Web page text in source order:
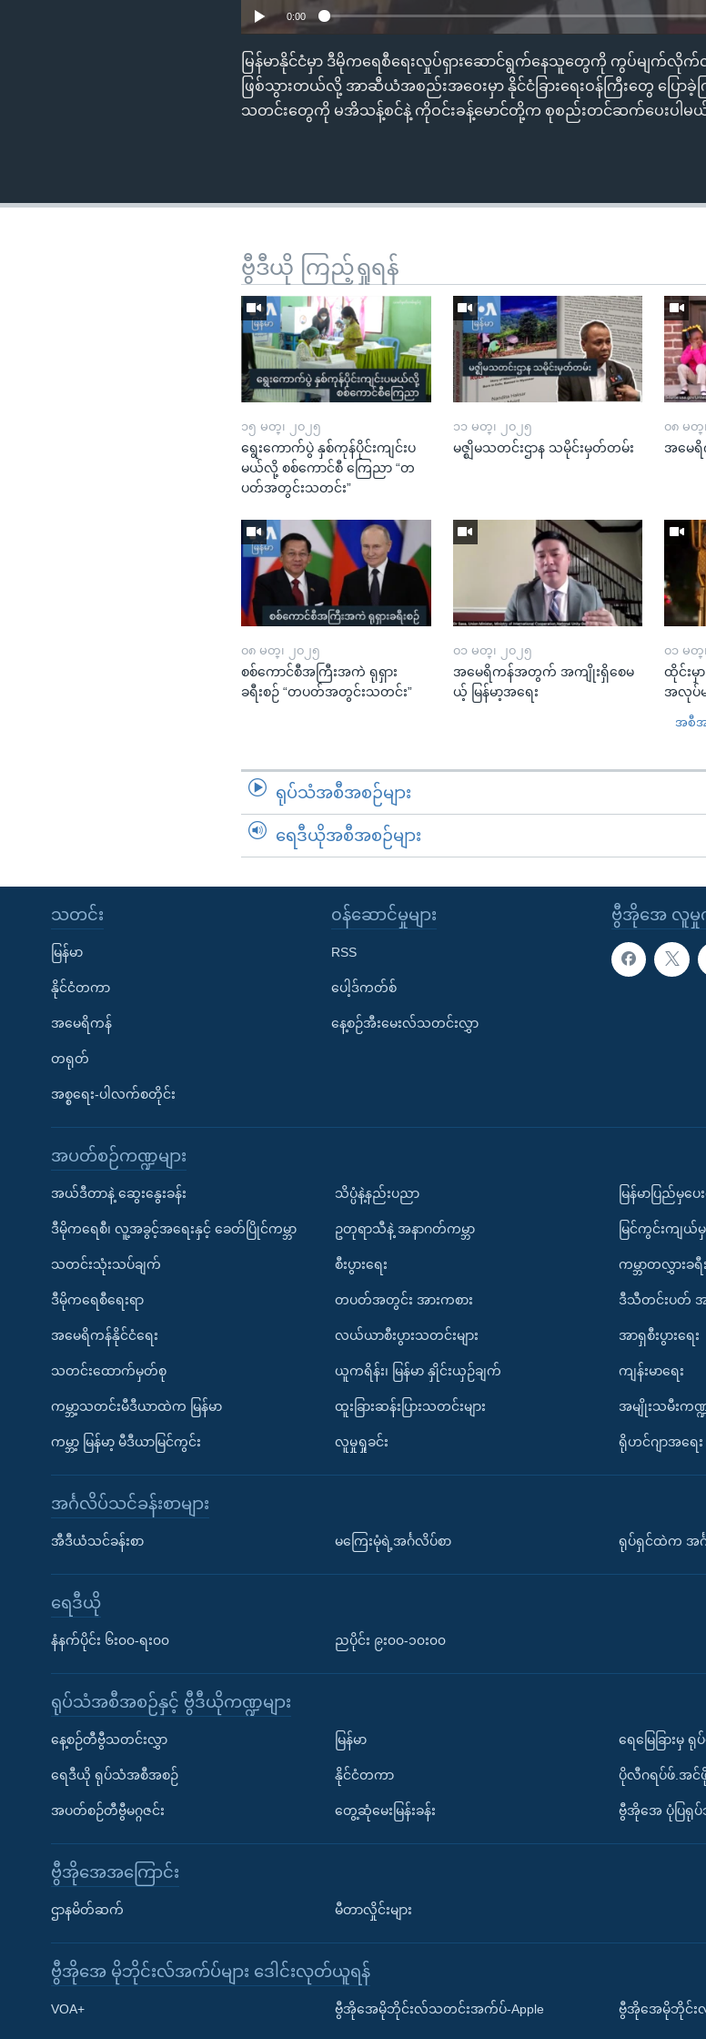
Learning English
0:00
မြန်မာနိုင်ငံမှာ ဒီမိုကရေစီရေးလှုပ်ရှားဆောင်ရွက်နေသူတွေကို ကွပ်မျက်လို
ဖြစ်သွားတယ်လို့ အာဆီယံအစည်းအဝေးမှာ နိုင်ငံခြားရေးဝန်ကြီးတွေ ပြ
သတင်းတွေကို မအိသန့်စင်နဲ့ ကိုဝင်းခန့်မောင်တို့က စုစည်းတင်ဆက်ပေးပါမ
ဗွီဒီယို ကြည့်ရှုရန်
၁၅ မတ္၊ ၂၀၂၅
ရွေးကောက်ပွဲ နှစ်ကုန်ပိုင်းကျင်းပ
မယ်လို့ စစ်ကောင်စီ ကြေညာ “တ
ပတ်အတွင်းသတင်း”
၁၁ မတ္၊ ၂၀၂၅
မဇ္ဈိမသတင်းဌာန သမိုင်းမှတ်တမ်း
၀၈ မတ္
အမေရိ
၀၈ မတ္၊ ၂၀၂၅
စစ်ကောင်စီအကြီးအကဲ ရုရှား
ခရီးစဉ် “တပတ်အတွင်းသတင်း”
၀၁ မတ္၊ ၂၀၂၅
အမေရိကန်အတွက် အကျိုးရှိစေမ
ယ့် မြန်မာ့အရေး
၀၁ မတ္
ထိုင်းမှ
အလုပ်မ
အစီအ
ရုပ်သံအစီအစဉ်များ
ရေဒီယိုအစီအစဉ်များ
ဗွီအိုအေ လူမှု
သတင်း
မြန်မာ
နိုင်ငံတကာ
အမေရိကန်
တရုတ်
အစ္စရေး-ပါလက်စတိုင်း
၀န်ဆောင်မှုများ
RSS
ပေါ့ဒ်ကတ်စ်
နေ့စဉ်အီးမေးလ်သတင်းလွှာ
အပတ်စဉ်ကဏ္ဍများ
အယ်ဒီတာနဲ့ ဆွေးနွေးခန်း
ဒီမိုကရေစီ၊ လူ့အခွင့်အရေးနှင့် ခေတ်ပြိုင်ကမ္ဘာ
သတင်းသုံးသပ်ချက်
ဒီမိုကရေစီရေးရာ
အမေရိကန်နိုင်ငံရေး
သတင်းထောက်မှတ်စု
ကမ္ဘာ့သတင်းမီဒီယာထဲက မြန်မာ
ကမ္ဘာ့ မြန်မာ့ မီဒီယာမြင်ကွင်း
သိပ္ပံနဲ့နည်းပညာ
ဥတုရာသီနဲ့ အနာဂတ်ကမ္ဘာ
စီးပွားရေး
တပတ်အတွင်း အားကစား
လယ်ယာစီးပွားသတင်းများ
ယူကရိန်း၊ မြန်မာ နှိုင်းယှဉ်ချက်
ထူးခြားဆန်းပြားသတင်းများ
လူမှုရှုခင်း
မြန်မာပြည်မှပေ
မြင်ကွင်းကျယ်မှ
ကမ္ဘာတလွှားခရီ
ဒီသီတင်းပတ် အ
အာရှစီးပွားရေး
ကျန်းမာရေး
အမျိုးသမီးကဏ္
ရိုဟင်ဂျာအရေး
အင်္ဂလိပ်သင်ခန်းစာများ
အီဒီယံသင်ခန်းစာ မကြေးမုံရဲ့အင်္ဂလိပ်စာ ရုပ်ရှင်ထဲက အင်္
ရေဒီယို
နံနက်ပိုင်း ၆း၀၀-ရး၀၀ ညပိုင်း ၉း၀၀-၁၀း၀၀
ရုပ်သံအစီအစဉ်နှင့် ဗွီဒီယိုကဏ္ဍများ
နေ့စဉ်တီဗွီသတင်းလွှာ
ရေဒီယို ရုပ်သံအစီအစဉ်
အပတ်စဉ်တီဗွီမဂ္ဂဇင်း
မြန်မာ
နိုင်ငံတကာ
တွေ့ဆုံမေးမြန်းခန်း
ရေမြေခြားမှ
ပိုလီဂရပ်ဖ်.အင်
ဗွီအိုအေ ပုံပြရု
ဗွီအိုအေအကြောင်း
ဌာနမိတ်ဆက် မီတာလှိုင်းများ
ဗွီအိုအေ မိုဘိုင်းလ်အက်ပ်များ ဒေါင်းလုတ်ယူရန်
VOA+ ဗွီအိုအေမိုဘိုင်းလ်သတင်းအက်ပ်-Apple ဗွီအိုအေမိုဘိုင်း